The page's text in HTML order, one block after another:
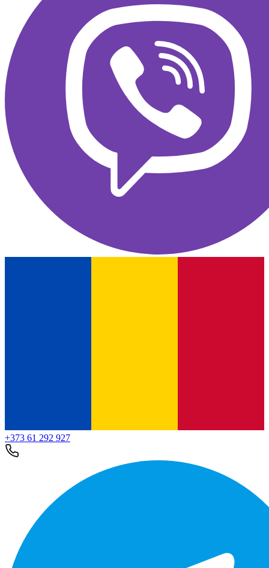
+373 61 292 927